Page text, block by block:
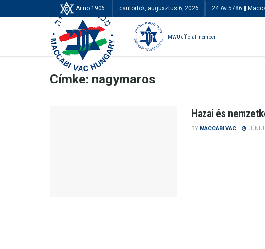
Anno 1906. csütörtök, augusztus 6, 2026 24 Av 5786 ||
MWU official member
Címke: nagymaros
Hazai és
BY MACCABI VAC